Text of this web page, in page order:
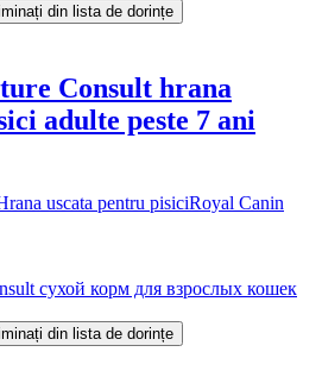
din lista de dorințe
Consult hrana
adulte peste 7 ani
uscata pentru pisiciRoyal Canin
din lista de dorințe